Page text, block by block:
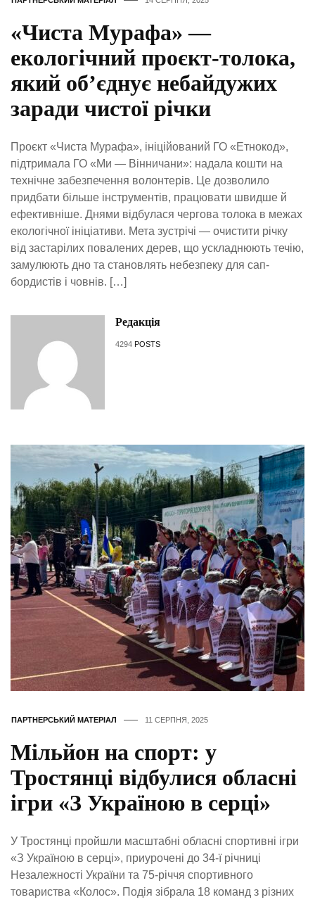
«Чиста Мурафа» —
екологічний проєкт-толока,
який об’єднує небайдужих
заради чистої річки
Проєкт «Чиста Мурафа», ініційований ГО «Етнокод»,
підтримала ГО «Ми — Вінничани»: надала кошти на
технічне забезпечення волонтерів. Це дозволило
придбати більше інструментів, працювати швидше й
ефективніше. Днями відбулася чергова толока в межах
екологічної ініціативи. Мета зустрічі — очистити річку
від застарілих повалених дерев, що ускладнюють течію,
замулюють дно та становлять небезпеку для сап-
бордистів і човнів. […]
Редакція
4294 POSTS
ПАРТНЕРСЬКИЙ МАТЕРІАЛ 11 СЕРПНЯ, 2025
Мільйон на спорт: у
Тростянці відбулися обласні
ігри «З Україною в серці»
У Тростянці пройшли масштабні обласні спортивні ігри
«З Україною в серці», приурочені до 34-ї річниці
Незалежності України та 75-річчя спортивного
товариства «Колос». Подія зібрала 18 команд з різних